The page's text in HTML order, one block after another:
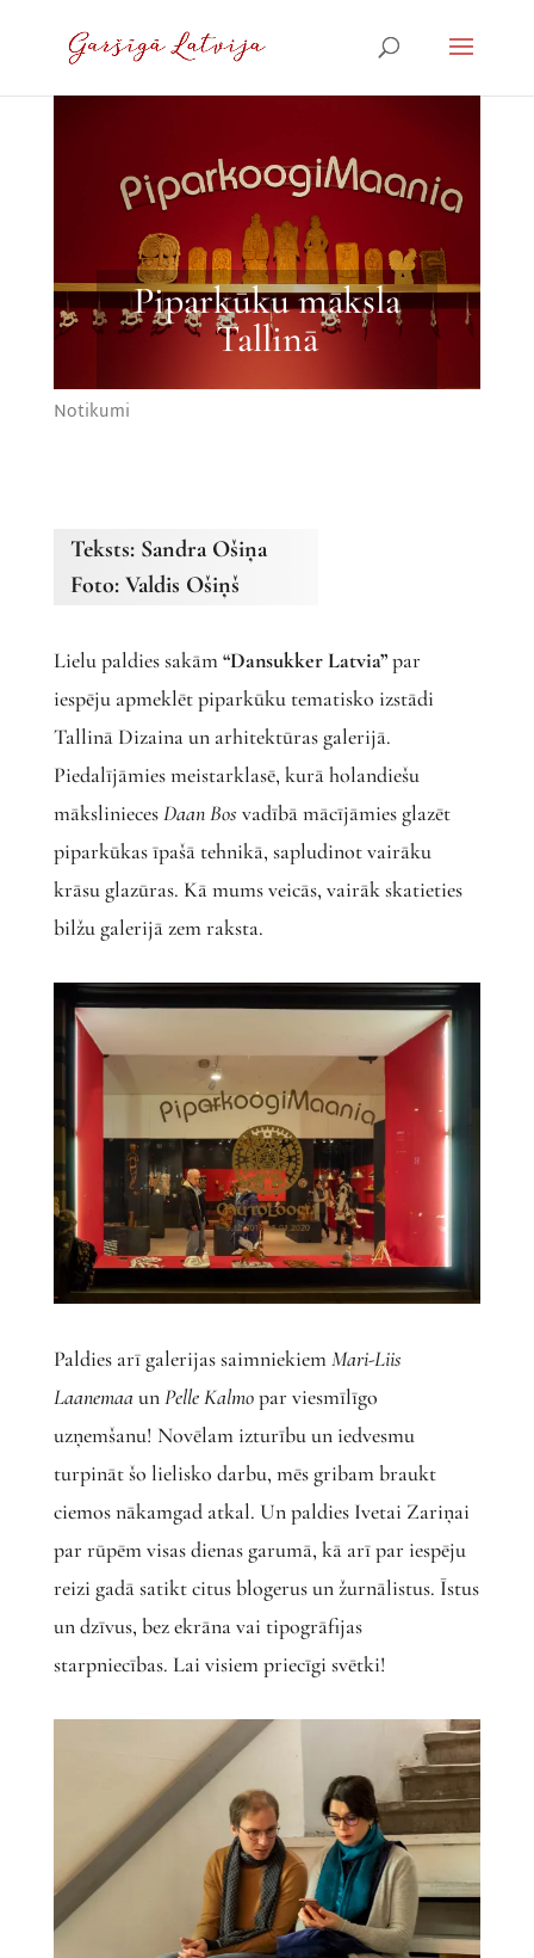
Piparkūku māksla
Tallinā
Notikumi
Teksts: Sandra Ošiņa
Foto: Valdis Ošiņš
Lielu paldies sakām“Dansukker Latvia”par
iespēju apmeklēt piparkūku tematisko izstādi
Tallinā Dizaina un arhitektūras galerijā.
Piedalījāmies meistarklasē, kurā holandiešu
māksliniecesDaan Bos vadībā mācījāmies glazēt
piparkūkas īpašā tehnikā, sapludinot vairāku
krāsu glazūras. Kā mums veicās, vairāk skatieties
bilžu galerijā zem raksta.
Paldies arī galerijas saimniekiemMari-Liis
LaanemaaunPelle Kalmopar viesmīlīgo
uzņemšanu! Novēlam izturību un iedvesmu
turpināt šo lielisko darbu, mēs gribam braukt
ciemos nākamgad atkal. Un paldies Ivetai Zariņai
par rūpēm visas dienas garumā, kā arī par iespēju
reizi gadā satikt citus blogerus un žurnālistus. Īstus
un dzīvus, bez ekrāna vai tipogrāfijas
starpniecības. Lai visiem priecīgi svētki!